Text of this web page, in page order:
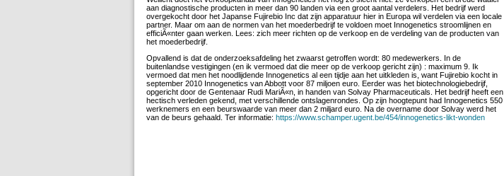
aan diagnostische producten in meer dan 90 landen via een groot aantal verdelers. Het bedrijf werd
overgekocht door het Japanse Fujirebio Inc dat zijn apparatuur hier in Europa wil verdelen via een locale
partner. Maar om aan de normen van het moederbedrijf te voldoen moet Innogenetics stroomlijnen en
efficiÃ«nter gaan werken. Lees: zich meer richten op de verkoop en de verdeling van de producten van
het moederbedrijf.
Opvallend is dat de onderzoeksafdeling het zwaarst getroffen wordt: 80 medewerkers. In de
buitenlandse vestigingen (en ik vermoed dat die meer op de verkoop gericht zijn) : maximum 9. Ik
vermoed dat men het noodlijdende Innogenetics al een tijdje aan het uitkleden is, want Fujirebio kocht in
september 2010 Innogenetics van Abbott voor 87 miljoen euro. Eerder was het biotechnologiebedrijf,
opgericht door de Gentenaar Rudi MariÃ«n, in handen van Solvay Pharmaceuticals. Het bedrijf heeft een
hectisch verleden gekend, met verschillende ontslagenrondes. Op zijn hoogtepunt had Innogenetics 550
werknemers en een beurswaarde van meer dan 2 miljard euro. Na de overname door Solvay werd het
van de beurs gehaald. Ter informatie: https://www.schamper.ugent.be/454/innogenetics-likt-wonden